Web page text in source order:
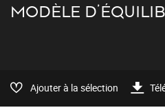
MODÈLE
Ajouter à la sélection